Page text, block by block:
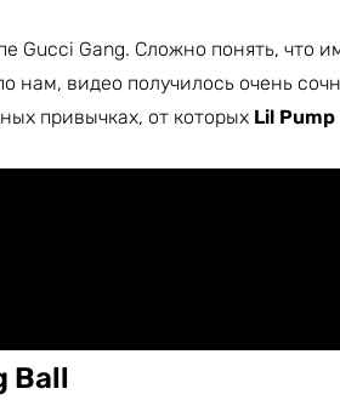
Gucci Gang. Сложно понять, что
нам, видео получилось очень
привычках, от которых Lil Pump
Ball